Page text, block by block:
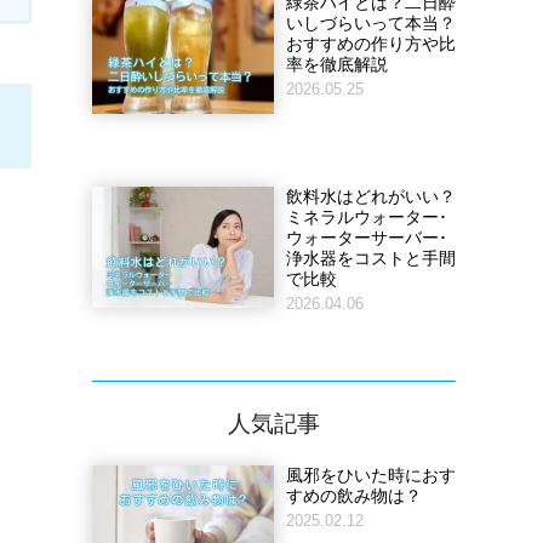
いしづらいって本当？
おすすめの作り方や比
率を徹底解説
2026.05.25
飲料水はどれがいい？
ミネラルウォーター･
ウォーターサーバー･
浄水器をコストと手間
で比較
2026.04.06
人気記事
風邪をひいた時におす
すめの飲み物は？
2025.02.12